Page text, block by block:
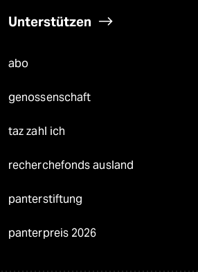
Unterstützen
abo
genossenschaft
taz zahl ich
recherchefonds ausland
panterstiftung
panterpreis 2026